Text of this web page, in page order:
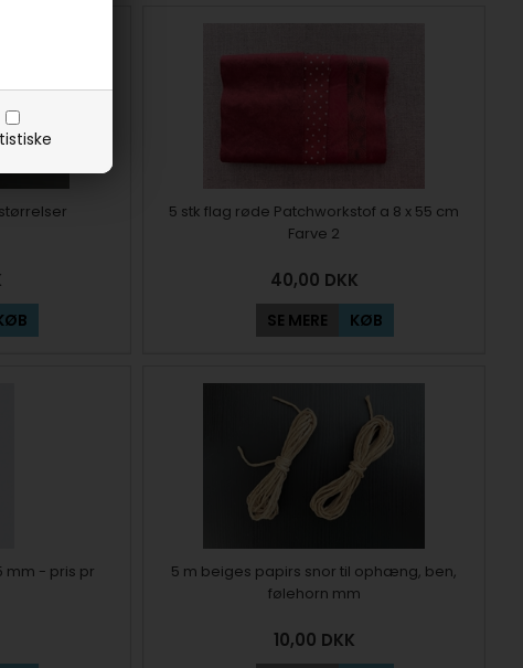
5 stk flag røde Patchworkstof a 8 x 55 cm
Farve 2
40,00 DKK
SE MERE KØB
mm - pris pr
5 m beiges papirs snor til ophæng, ben,
følehorn mm
10,00 DKK